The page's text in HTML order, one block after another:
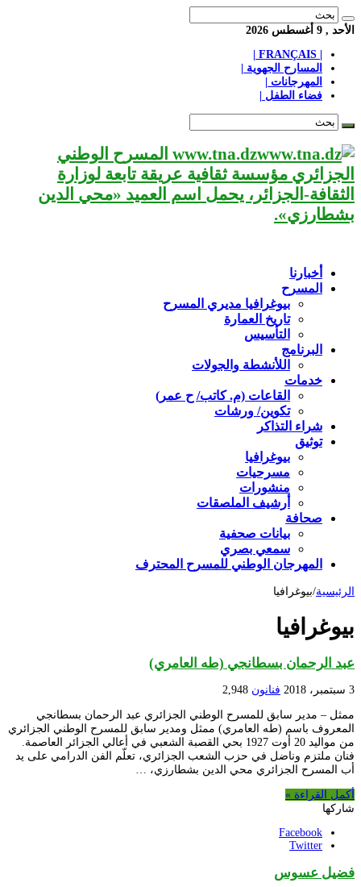
الأحد , 9 أغسطس 2026
المسارح الجهوية |
المهرجانات |
فضاء الطفل |
www.tna.dz المسرح الوطني
الجزائري مؤسسة ثقافية عريقة تابعة لوزارة
الثقافة-الجزائر، يحمل اسم العميد «محي الدين
بشطارزي».
أخبارنا
المسرح
بيوغرافيا مديري المسرح
تاريخ العمارة
التأسيس
البرنامج
اللأنشطة والجولات
خدمات
القاعات (م. كاتب/ ح عمر)
تكوين/ ورشات
شراء التذاكر
توثيق
بيوغرافيا
مسرحيات
منشورات
أرشيف الملصقات
صحافة
بيانات صحفية
سمعي بصري
المهرجان الوطني للمسرح المحترف
الرئيسية/بيوغرافيا
بيوغرافيا
عبد الرحمان بسطانجي (طه العامري)
3 سبتمبر، 2018 فنانون 2,948
ممثل – مدير سابق للمسرح الوطني الجزائري عبد الرحمان بسطانجي
المعروف باسم (طه العامري) ممثل ومدير سابق للمسرح الوطني الجزائري
من مواليد 20 أوت 1927 بحي القصبة الشعبي في أعالي الجزائر العاصمة.
فنان ملتزم وناضل في حزب الشعب الجزائري، تعلّم الفن الدرامي على يد
أب المسرح الجزائري محي الدين بشطارزي، …
أكمل القراءة »
شاركها
Facebook
Twitter
فضيل عسوس